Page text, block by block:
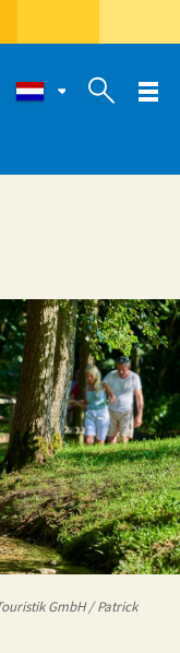

GmbH / Patrick